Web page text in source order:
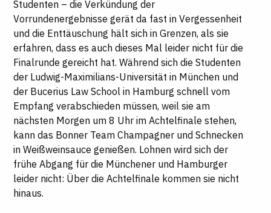
Studenten – die Verkündung der
Vorrundenergebnisse gerät da fast in Vergessenheit
und die Enttäuschung hält sich in Grenzen, als sie
erfahren, dass es auch dieses Mal leider nicht für die
Finalrunde gereicht hat. Während sich die Studenten
der Ludwig-Maximilians-Universität in München und
der Bucerius Law School in Hamburg schnell vom
Empfang verabschieden müssen, weil sie am
nächsten Morgen um 8 Uhr im Achtelfinale stehen,
kann das Bonner Team Champagner und Schnecken
in Weißweinsauce genießen. Lohnen wird sich der
frühe Abgang für die Münchener und Hamburger
leider nicht: Über die Achtelfinale kommen sie nicht
hinaus.